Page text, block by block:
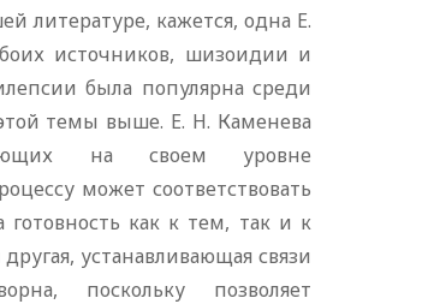
литературе, кажется, одна Е.
источников, шизоидии и
была популярна среди
темы выше. Е. Н. Каменева
на своем уровне
может соответствовать
как к тем, так и к
устанавливающая связи
поскольку позволяет